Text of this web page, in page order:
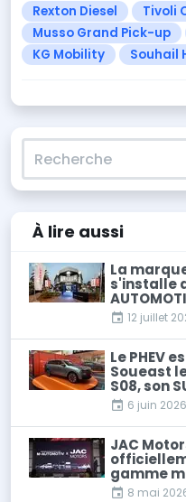
Rexton Diesel
Tivoli
Musso Grand Pick-up
KG Mobility
Souhail
Recherche
À lire aussi
La
s'installe
12 juillet
Le PHEV
Soueast
S08, son
6 juin 2026
JAC
gamme
8 mai